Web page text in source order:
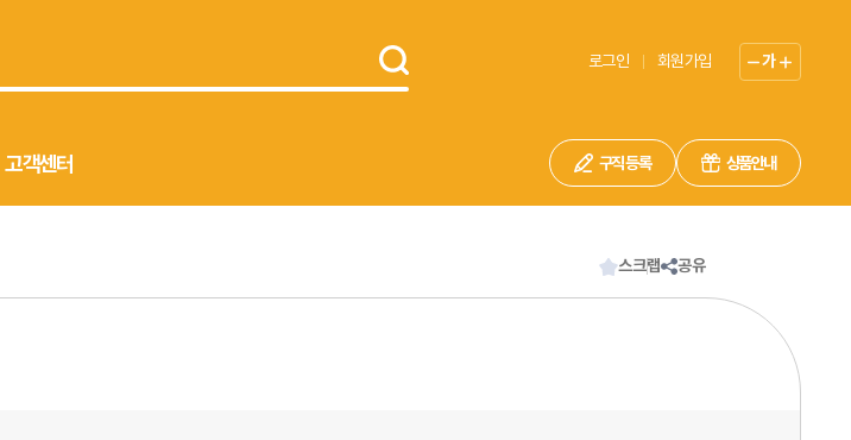
로그인 회원가입 가
고객센터 구직 등록 상품안내
스크랩 공유